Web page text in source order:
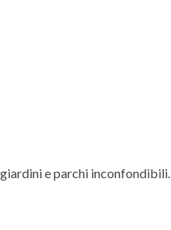
e parchi inconfondibili.